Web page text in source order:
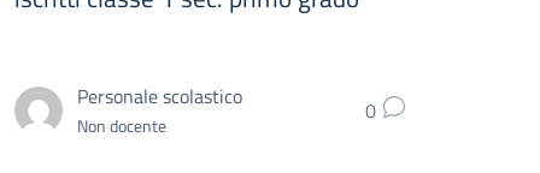
Personale scolastico
Non docente 0